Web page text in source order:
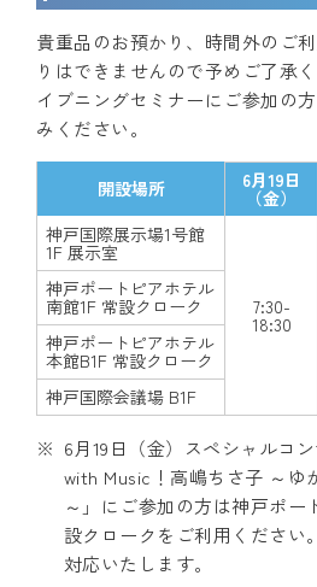
貴重品のお預かり、時間外のご
りはできませんので予めご了承く
イブニングセミナーにご参加の
みください。
開設場所 6月19日
（金）
神戸国際展示場1号館
1F 展示室
7:30-
18:30
神戸ポートピアホテル
南館1F 常設クローク
神戸ポートピアホテル
本館B1F 常設クローク
神戸国際会議場 B1F
6月19日（金）スペシャルコ
with Music！高嶋ちさ子 ～ゆ
～」にご参加の方は神戸ポー
設クロークをご利用ください
対応いたします。